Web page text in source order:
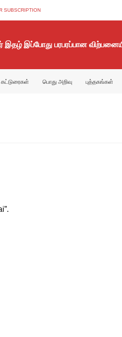
SUBSCRIPTION
இதழ் இப்போது பரபரப்பான
கட்டுரைகள் பொது அறிவு புத்தகங்கள்